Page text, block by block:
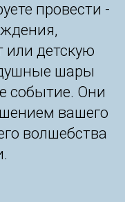
провести -
или детскую
шары
событие. Они
вашего
волшебства